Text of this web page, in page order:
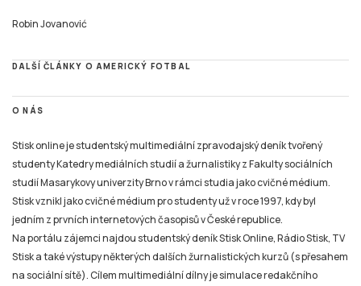
Robin Jovanović
DALŠÍ ČLÁNKY O AMERICKÝ FOTBAL
O NÁS
Stisk online je studentský multimediální zpravodajský deník tvořený
studenty Katedry mediálních studií a žurnalistiky z Fakulty sociálních
studií Masarykovy univerzity Brno v rámci studia jako cvičné médium.
Stisk vznikl jako cvičné médium pro studenty už v roce 1997, kdy byl
jedním z prvních internetových časopisů v České republice.
Na portálu zájemci najdou studentský deník Stisk Online, Rádio Stisk, TV
Stisk a také výstupy některých dalších žurnalistických kurzů (s přesahem
na sociální sítě). Cílem multimediální dílny je simulace redakčního